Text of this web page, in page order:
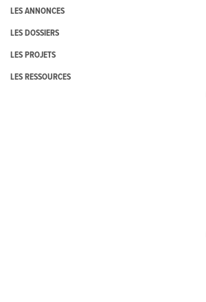
LES ANNONCES
LES DOSSIERS
LES PROJETS
LES RESSOURCES